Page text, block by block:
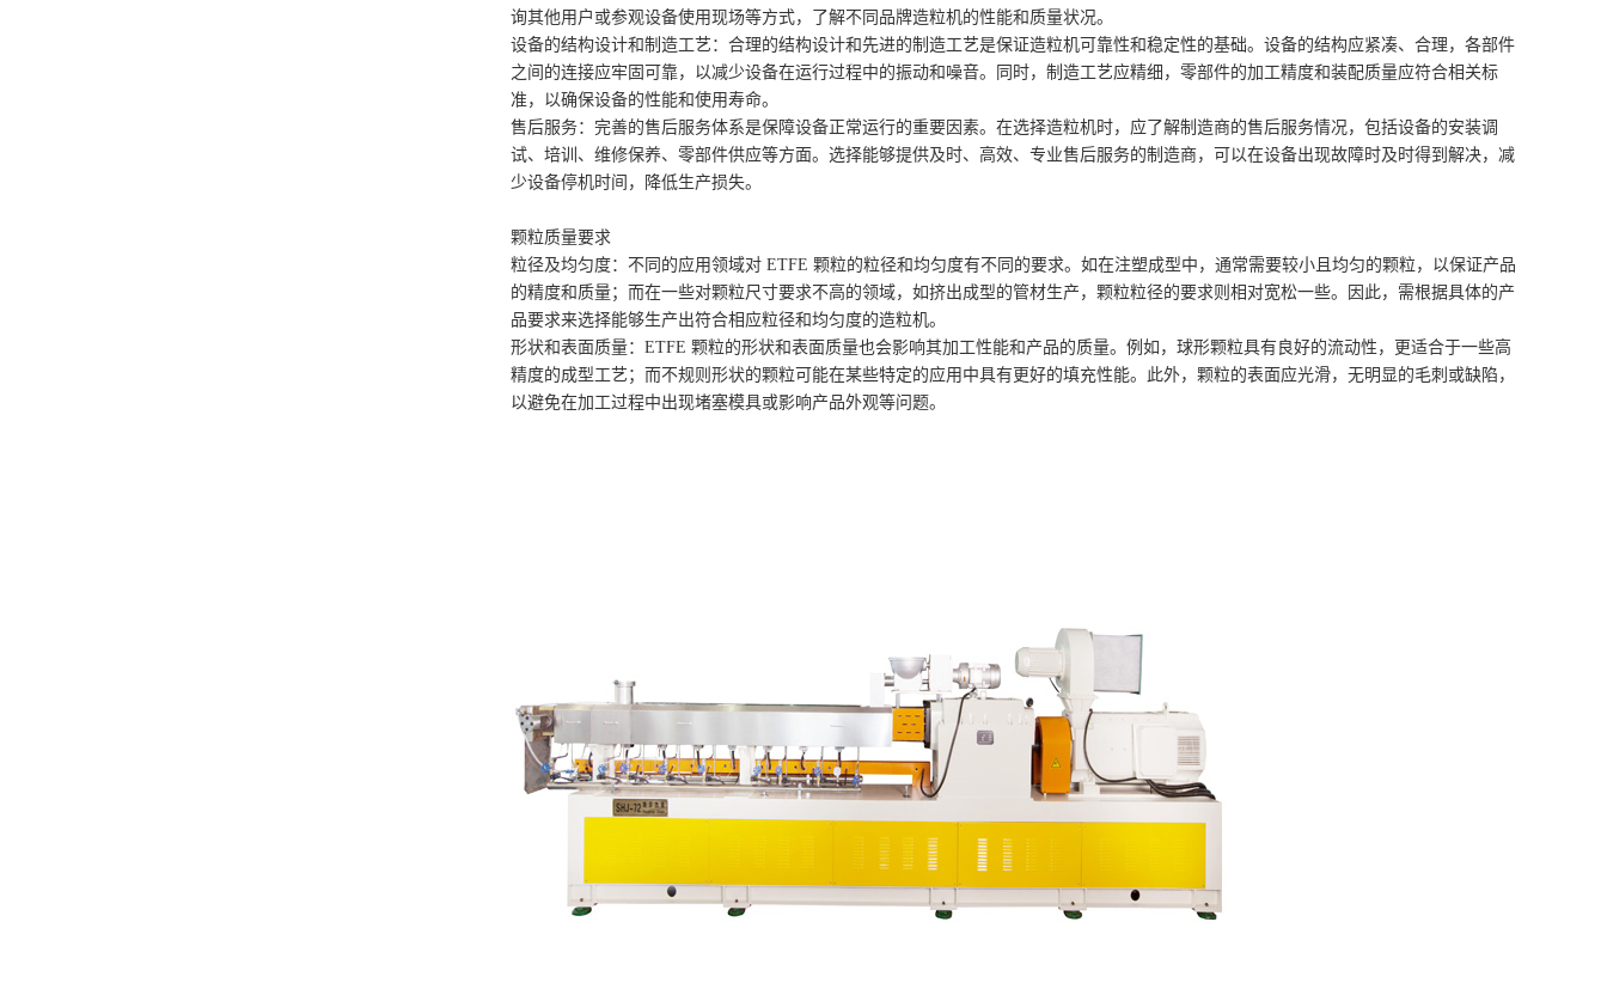
询其他用户或参观设备使用现场等方式，了解不同品牌造粒机的性能和质量状况。
设备的结构设计和制造工艺：合理的结构设计和先进的制造工艺是保证造粒机可靠性和稳定性的基础。设备的结构应紧凑、合理，各部件
之间的连接应牢固可靠，以减少设备在运行过程中的振动和噪音。同时，制造工艺应精细，零部件的加工精度和装配质量应符合相关标
准，以确保设备的性能和使用寿命。
售后服务：完善的售后服务体系是保障设备正常运行的重要因素。在选择造粒机时，应了解制造商的售后服务情况，包括设备的安装调
试、培训、维修保养、零部件供应等方面。选择能够提供及时、高效、专业售后服务的制造商，可以在设备出现故障时及时得到解决，减
少设备停机时间，降低生产损失。
颗粒质量要求
粒径及均匀度：不同的应用领域对 ETFE 颗粒的粒径和均匀度有不同的要求。如在注塑成型中，通常需要较小且均匀的颗粒，以保证产品
的精度和质量；而在一些对颗粒尺寸要求不高的领域，如挤出成型的管材生产，颗粒粒径的要求则相对宽松一些。因此，需根据具体的产
品要求来选择能够生产出符合相应粒径和均匀度的造粒机。
形状和表面质量：ETFE 颗粒的形状和表面质量也会影响其加工性能和产品的质量。例如，球形颗粒具有良好的流动性，更适合于一些高
精度的成型工艺；而不规则形状的颗粒可能在某些特定的应用中具有更好的填充性能。此外，颗粒的表面应光滑，无明显的毛刺或缺陷，
以避免在加工过程中出现堵塞模具或影响产品外观等问题。